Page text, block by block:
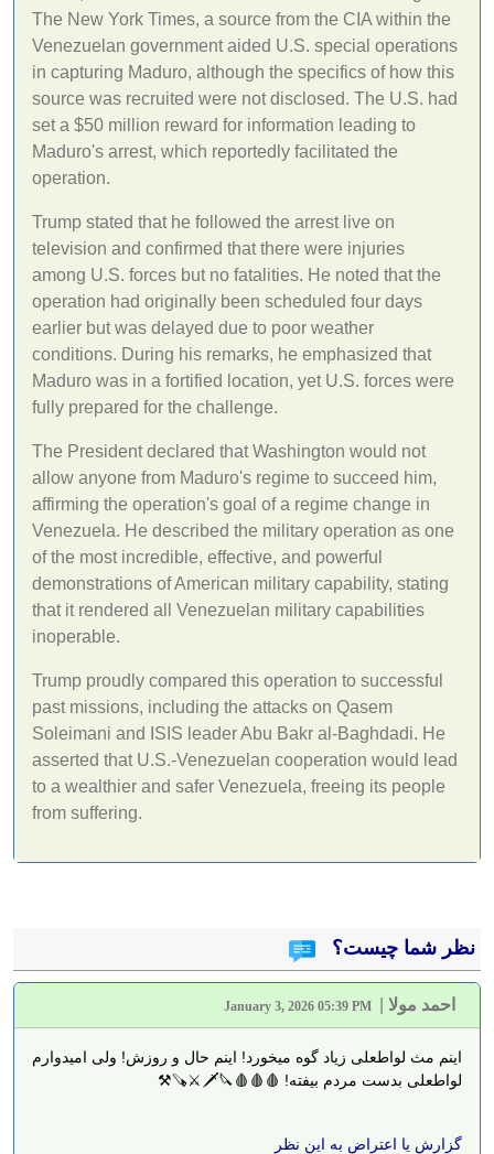
The New York Times, a source from the CIA within the
Venezuelan government aided U.S. special operations
in capturing Maduro, although the specifics of how this
source was recruited were not disclosed. The U.S. had
set a $50 million reward for information leading to
Maduro's arrest, which reportedly facilitated the
operation.
Trump stated that he followed the arrest live on
television and confirmed that there were injuries
among U.S. forces but no fatalities. He noted that the
operation had originally been scheduled four days
earlier but was delayed due to poor weather
conditions. During his remarks, he emphasized that
Maduro was in a fortified location, yet U.S. forces were
fully prepared for the challenge.
The President declared that Washington would not
allow anyone from Maduro's regime to succeed him,
affirming the operation's goal of a regime change in
Venezuela. He described the military operation as one
of the most incredible, effective, and powerful
demonstrations of American military capability, stating
that it rendered all Venezuelan military capabilities
inoperable.
Trump proudly compared this operation to successful
past missions, including the attacks on Qasem
Soleimani and ISIS leader Abu Bakr al-Baghdadi. He
asserted that U.S.-Venezuelan cooperation would lead
to a wealthier and safer Venezuela, freeing its people
from suffering.
نظر شما چیست؟
احمد مولا January 3, 2026 05:39 PM
اینم مث لواطعلی زیاد گوه میخورد! اینم حال و روزش! ولی امیدوارم
لواطعلی بدست مردم بیفته! 🩸🩸🩸🔪🗡️⚔️🪚⚒️
گزارش یا اعتراض به این نظر